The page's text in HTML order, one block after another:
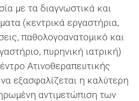
με τα διαγνωστικά και
(κεντρικά εργαστήρια,
παθολογοανατομικό και
πυρηνική ιατρική)
Ατινοθεραπευτικής
εξασφαλίζεται η καλύτερη
αντιμετώπιση των